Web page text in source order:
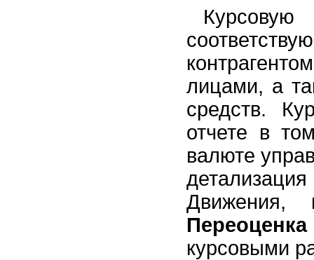
лицами, а
средств.
отчете в
валюте
Движения,
курсовыми